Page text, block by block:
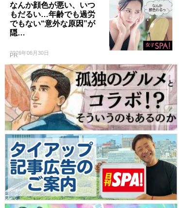
なんか顔色が悪い、いつ
もだるい…年齢でも過労
でもない“意外な原因”が
隠…
2026年06月30日
PR